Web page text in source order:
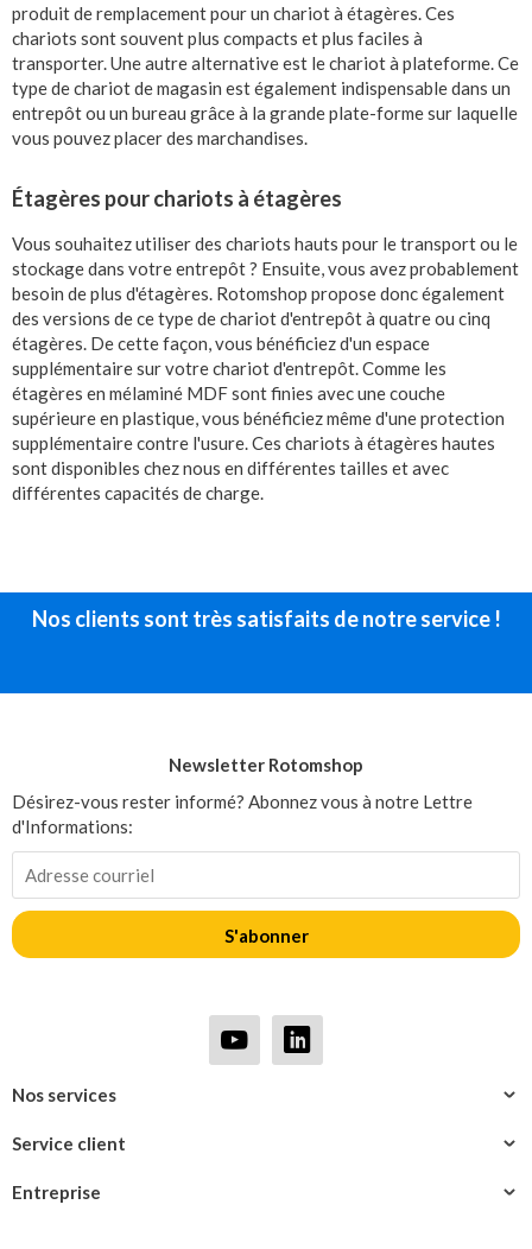
produit de remplacement pour un chariot à étagères. Ces
chariots sont souvent plus compacts et plus faciles à
transporter. Une autre alternative est le chariot à plateforme. Ce
type de chariot de magasin est également indispensable dans un
entrepôt ou un bureau grâce à la grande plate-forme sur laquelle
vous pouvez placer des marchandises.
Étagères pour chariots à étagères
Vous souhaitez utiliser des chariots hauts pour le transport ou le
stockage dans votre entrepôt ? Ensuite, vous avez probablement
besoin de plus d'étagères. Rotomshop propose donc également
des versions de ce type de chariot d'entrepôt à quatre ou cinq
étagères. De cette façon, vous bénéficiez d'un espace
supplémentaire sur votre chariot d'entrepôt. Comme les
étagères en mélaminé MDF sont finies avec une couche
supérieure en plastique, vous bénéficiez même d'une protection
supplémentaire contre l'usure. Ces chariots à étagères hautes
sont disponibles chez nous en différentes tailles et avec
différentes capacités de charge.
Nos clients sont très satisfaits de notre service !
Entreprise
Service client
Nos services
Newsletter Rotomshop
Désirez-vous rester informé? Abonnez vous à notre Lettre
d'Informations:
S'abonner